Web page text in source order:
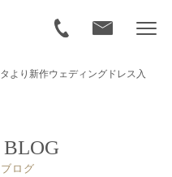
より新作ウェディングドレス入
ログ